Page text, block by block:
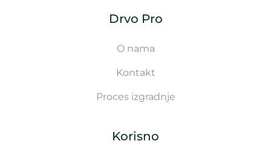
Drvo Pro
O nama
Kontakt
Proces izgradnje
Korisno